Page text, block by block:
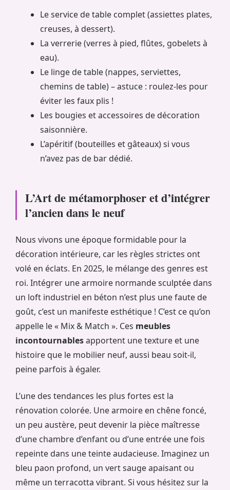
Le service de table complet (assiettes plates,
creuses, à dessert).
La verrerie (verres à pied, flûtes, gobelets à
eau).
Le linge de table (nappes, serviettes,
chemins de table) – astuce : roulez-les pour
éviter les faux plis !
Les bougies et accessoires de décoration
saisonnière.
L’apéritif (bouteilles et gâteaux) si vous
n’avez pas de bar dédié.
L’Art de métamorphoser et d’intégrer
l’ancien dans le neuf
Nous vivons une époque formidable pour la
décoration intérieure, car les règles strictes ont
volé en éclats. En 2025, le mélange des genres est
roi. Intégrer une armoire normande sculptée dans
un loft industriel en béton n’est plus une faute de
goût, c’est un manifeste esthétique ! C’est ce qu’on
appelle le « Mix & Match ». Ces meubles
incontournablesapportent une texture et une
histoire que le mobilier neuf, aussi beau soit-il,
peine parfois à égaler.
L’une des tendances les plus fortes est la
rénovation colorée. Une armoire en chêne foncé,
un peu austère, peut devenir la pièce maîtresse
d’une chambre d’enfant ou d’une entrée une fois
repeinte dans une teinte audacieuse. Imaginez un
bleu paon profond, un vert sauge apaisant ou
même un terracotta vibrant. Si vous hésitez sur la